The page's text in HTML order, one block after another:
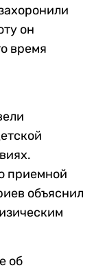
он
время
приемной
объяснил
об